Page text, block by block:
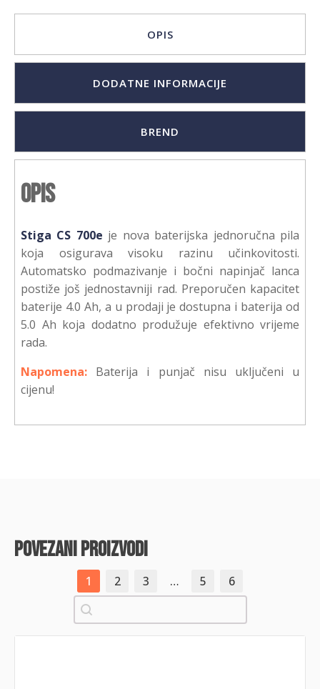
OPIS
DODATNE INFORMACIJE
BREND
Opis
Stiga CS 700e je nova baterijska jednoručna pila
koja osigurava visoku razinu učinkovitosti.
Automatsko podmazivanje i bočni napinjač lanca
postiže još jednostavniji rad. Preporučen kapacitet
baterije 4.0 Ah, a u prodaji je dostupna i baterija od
5.0 Ah koja dodatno produžuje efektivno vrijeme
rada.
Napomena: Baterija i punjač nisu uključeni u
cijenu!
povezani proizvodi
1 2 3 … 5
6
Pretraži